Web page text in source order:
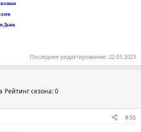
Дьюк
Последнее редактирование: 22.03.2023
Рейтинг сезона: 0
#36